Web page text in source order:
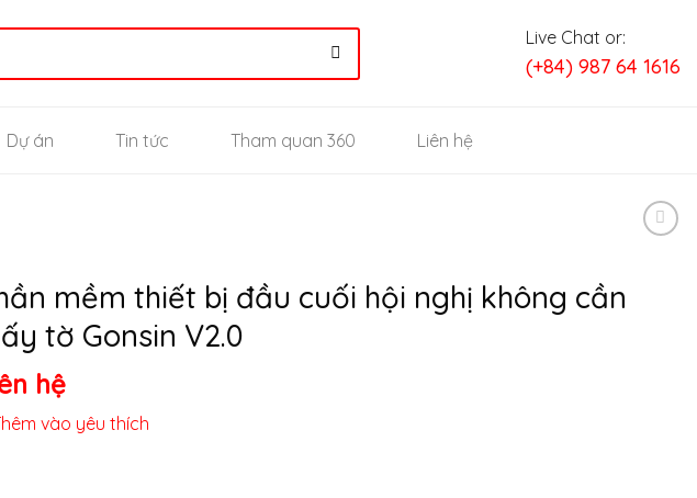
Live Chat or:
(+84) 987 64 1616
Dự án Tin tức Tham quan 360 Liên hệ
mềm thiết bị đầu cuối hội nghị không cần
tờ Gonsin V2.0
hệ
vào yêu thích